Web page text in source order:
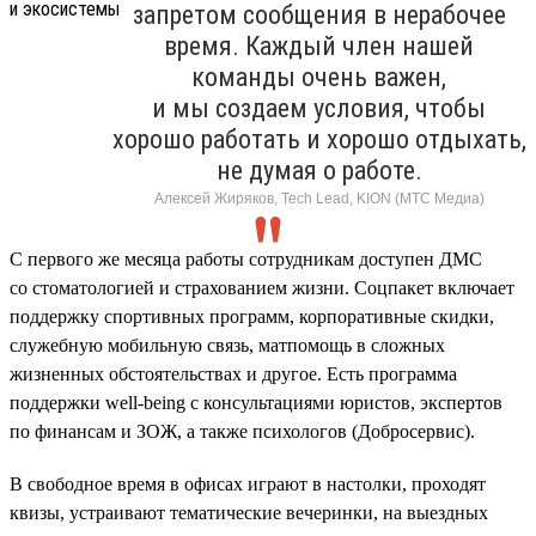
запретом сообщения в нерабочее
время. Каждый член нашей
команды очень важен,
и мы создаем условия, чтобы
хорошо работать и хорошо отдыхать,
не думая о работе.
Алексей Жиряков, Tech Lead, KION (МТС Медиа)
С первого же месяца работы сотрудникам доступен ДМС
со стоматологией и страхованием жизни. Соцпакет включает
поддержку спортивных программ, корпоративные скидки,
служебную мобильную связь, матпомощь в сложных
жизненных обстоятельствах и другое. Есть программа
поддержки well-being с консультациями юристов, экспертов
по финансам и ЗОЖ, а также психологов (Добросервис).
В свободное время в офисах играют в настолки, проходят
квизы, устраивают тематические вечеринки, на выездных